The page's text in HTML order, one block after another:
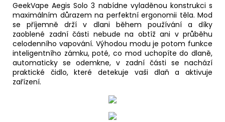
GeekVape Aegis Solo 3 nabídne vyladěnou konstrukci s
maximálním důrazem na perfektní ergonomii těla. Mod
se příjemně drží v dlani během používání a díky
zaoblené zadní části nebude na obtíž ani v průběhu
celodenního vapování. Výhodou modu je potom funkce
inteligentního zámku, poté, co mod uchopíte do dlaně,
automaticky se odemkne, v zadní části se nachází
praktické čidlo, které detekuje vaši dlaň a aktivuje
zařízení.